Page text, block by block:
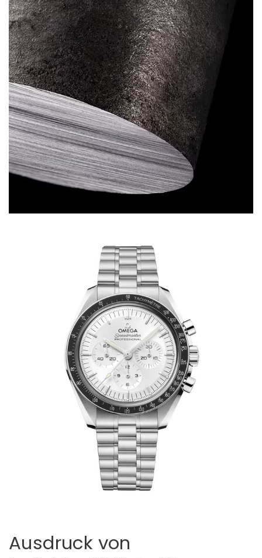
Ausdruck von